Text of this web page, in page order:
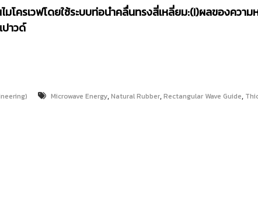
โครเวฟโดยใช้ระบบท่อนำคลื่นทรงสี่เหลี่ยม:(I)ผลของความ
าวด์
Microwave Energy,Natural Rubber,Rectangular Wave Guide,